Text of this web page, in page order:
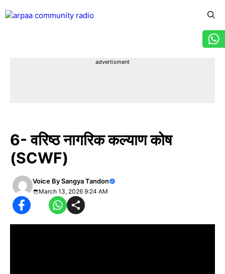
to
advertisment
6- वरिष्ठ नागरिक कल्याण कोष
(SCWF)
Voice BySangya Tandon
March 13, 2026 9:24 AM